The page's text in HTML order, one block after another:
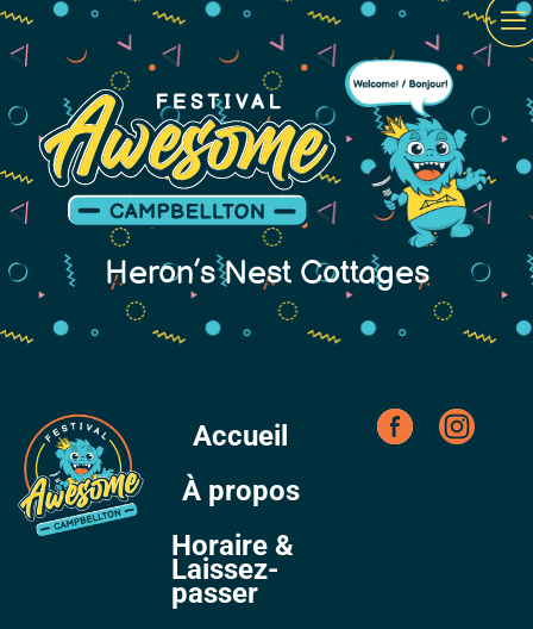
Heron’s Nest Cottages
Accueil
À propos
Horaire &
Laissez-
passer